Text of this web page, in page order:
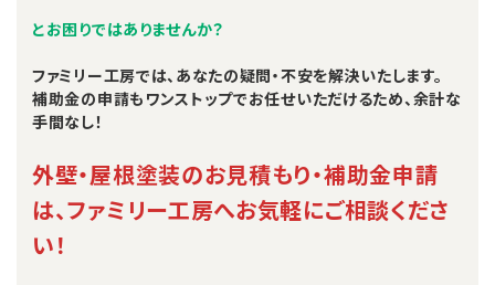
とお困りではありませんか？
ファミリー工房では、あなたの疑問・不安を解決いたします。
補助金の申請もワンストップでお任せいただけるため、余計な
手間なし！
外壁・屋根塗装のお見積もり・補助金申請
は、ファミリー工房へお気軽にご相談くださ
い！